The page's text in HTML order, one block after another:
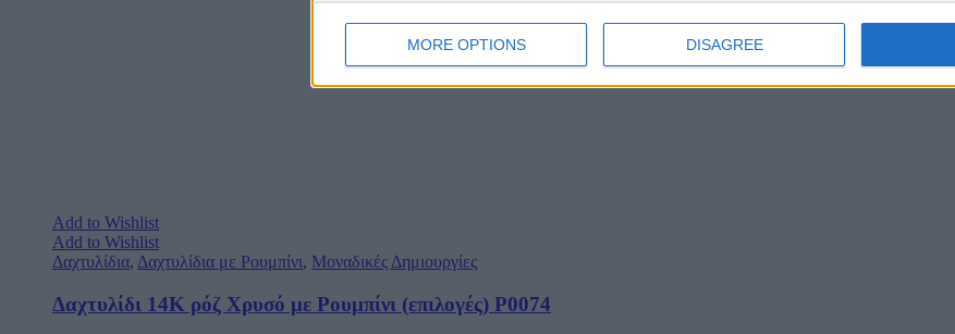
MORE OPTIONS DISAGREE
Add to Wishlist
Add to Wishlist
Δαχτυλίδια, Δαχτυλίδια με Ρουμπίνι, Μοναδικές Δημιουργίες
Δαχτυλίδι 14Κ ρόζ Χρυσό με Ρουμπίνι (επιλογές) Ρ0074